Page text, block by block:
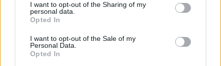
not limited to your visit or usage behaviour. You may click to
grant or deny consent to Google and its third-party tags to
use your data for below specified purposes in below Google
consent section.
I want to opt-out of the Sharing of my
personal data.
Opted In
I want to opt-out of the Sale of my
Personal Data.
Opted In
Meccs Center